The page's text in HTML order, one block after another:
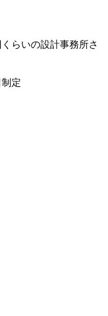
らいの設計事務所さ
制定